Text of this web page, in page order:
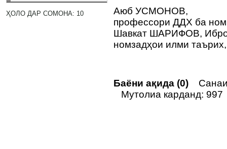
ҲОЛО ДАР СОМОНА: 10
Аюб УСМОНОВ,
профессори ДДХ ба
Шавкат ШАРИФОВ,
номзадҳои илми
Баёни ақида (0)
Мутолиа карданд: 997